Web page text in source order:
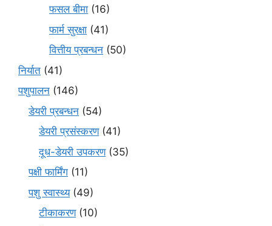
फसल बीमा (16)
फार्म सुरक्षा (41)
वित्तीय प्रबन्धन (50)
निर्यात (41)
पशुपालन (146)
डेयरी प्रबन्धन (54)
डेयरी प्रसंस्करण(41)
दूध-डेयरी उपकरण(35)
पक्षी फार्मिंग (11)
पशु स्वास्थ्य(49)
टीकाकरण(10)